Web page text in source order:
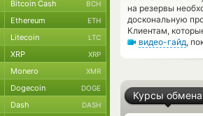
на резервы
доскональную
Клиентам,
видео-гайд,
Курсы обмена
Bitcoin Cash BCH
Ethereum ETH
Litecoin LTC
XRP XRP
Monero XMR
Dogecoin DOGE
Dash DASH